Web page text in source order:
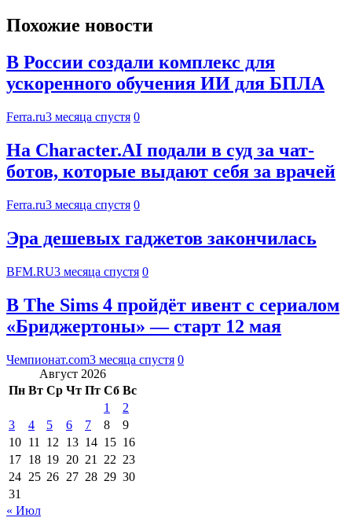
Похожие новости
В России создали комплекс для
ускоренного обучения ИИ для БПЛА
Ferra.ru3 месяца спустя 0
На Character.AI подали в суд за чат-
ботов, которые выдают себя за врачей
Ferra.ru3 месяца спустя 0
Эра дешевых гаджетов закончилась
BFM.RU3 месяца спустя 0
В The Sims 4 пройдёт ивент с сериалом
«Бриджертоны» — старт 12 мая
Чемпионат.com3 месяца спустя 0
Август 2026
Пн Вт Ср Чт Пт Сб Вс
1
2
3
4 5 6 7 8
9
10 11 12 13 14 15 16
17 18 19 20 21 22 23
24 25 26 27 28 29 30
31
« Июл